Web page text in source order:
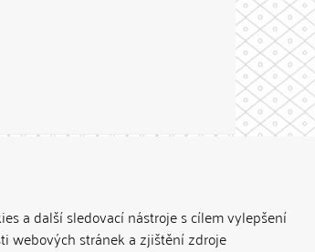
a další sledovací nástroje s cílem vylepšení
webových stránek a zjištění zdroje